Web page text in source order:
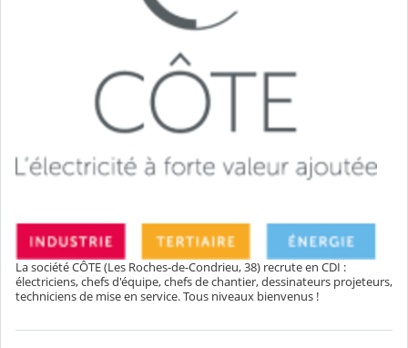
La société CÔTE (Les Roches-de-Condrieu, 38) recrute en CDI :
électriciens, chefs d'équipe, chefs de chantier, dessinateurs projeteurs,
techniciens de mise en service. Tous niveaux bienvenus !